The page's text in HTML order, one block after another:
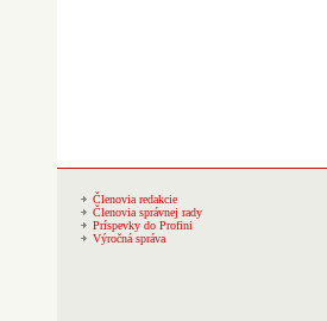
Členovia redakcie
Členovia správnej rady
Príspevky do Profini
Výročná správa